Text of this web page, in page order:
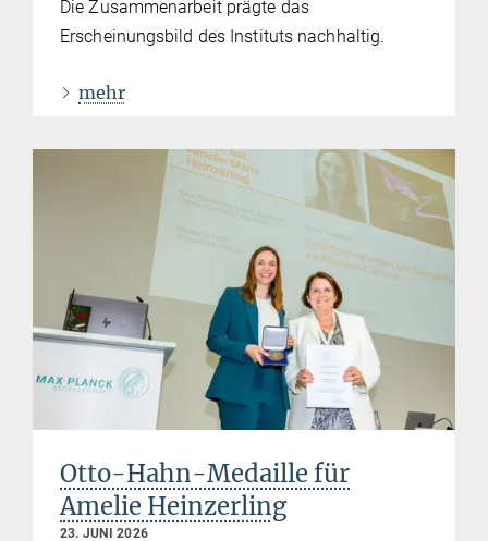
Die Zusammenarbeit prägte das
Erscheinungsbild des Instituts nachhaltig.
mehr
Otto-Hahn-Medaille für
Amelie Heinzerling
23. JUNI 2026